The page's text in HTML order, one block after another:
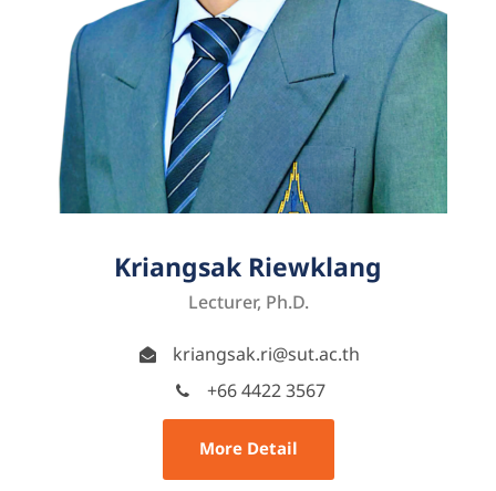
Kriangsak Riewklang
Lecturer, Ph.D.
kriangsak.ri@sut.ac.th
+66 4422 3567
More Detail